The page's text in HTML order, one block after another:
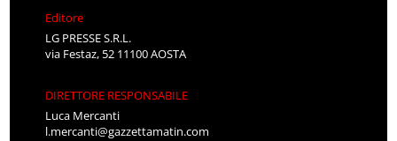
Editore
LG PRESSE S.R.L.
via Festaz, 52 11100 AOSTA
DIRETTORE RESPONSABILE
Luca Mercanti
l.mercanti@gazzettamatin.com